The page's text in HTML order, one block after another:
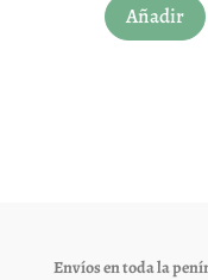
Añadir
Envíos en toda la